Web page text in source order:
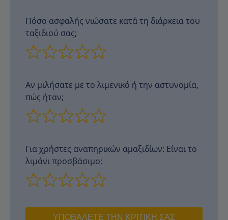
Πόσο ασφαλής νιώσατε κατά τη διάρκεια του
ταξιδιού σας;
Αν μιλήσατε με το λιμενικό ή την αστυνομία,
πώς ήταν;
Για χρήστες αναπηρικών αμαξιδίων: Είναι το
λιμάνι προσβάσιμο;
ΥΠΟΒΆΛΕΤΕ ΤΗΝ ΚΡΙΤΙΚΉ ΣΑΣ